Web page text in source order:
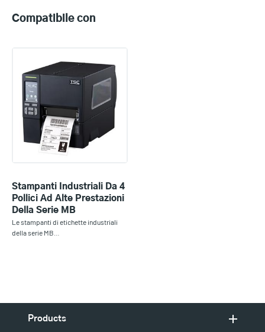
with
Compatibile con
Stampanti Industriali Da 4
Pollici Ad Alte Prestazioni
Della Serie MB
Le stampanti di etichette industriali
della serie MB…
Products